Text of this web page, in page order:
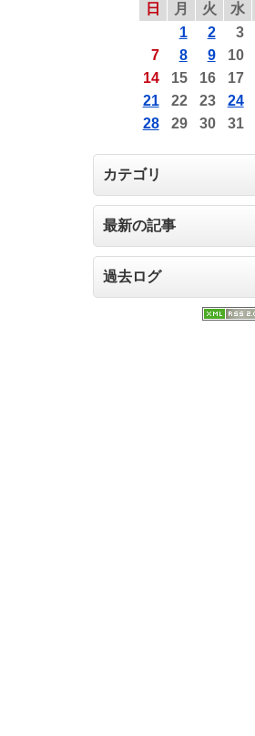
日
月 火 水
1
2 3
7
8 9 10
14
15 16 17
21
22 23 24
28
29 30 31
カテゴリ
最新の記事
過去ログ